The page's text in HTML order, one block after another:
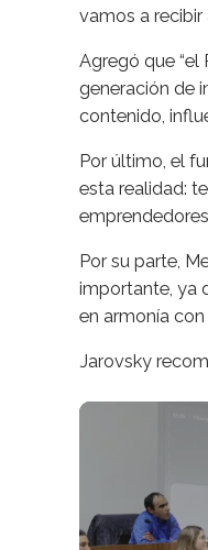
vamos a recibir
Agregó que “el
generación de
contenido,
Por último, el
esta realidad:
Por su parte,
importante, ya
en armonía con
Jarovsky